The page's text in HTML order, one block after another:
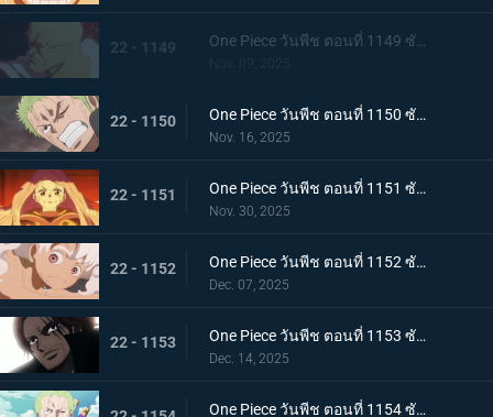
22 - 1149 One Piece วันพีช ตอนที่ 1149 ซับไทย ศตวรรษแห่งความว่างเปล่า - การเปิดเผยเกี่ยวกับโลกที่กำลังจมลง
Nov. 09, 2025
22 - 1150 One Piece วันพีช ตอนที่ 1150 ซับไทย เคลื่อนยาน! ยักษ์เหล็กเริ่มทำงานแล้ว
Nov. 16, 2025
22 - 1151 One Piece วันพีช ตอนที่ 1151 ซับไทย ความฝันของเธอและพ่อของเธอ! อนาคตที่อิสระของบอนนี่
Nov. 30, 2025
22 - 1152 One Piece วันพีช ตอนที่ 1152 ซับไทย มรดกจากคุณพ่อและคุณแม่ของเธอ! บอนนี่ส์ นิกา พันช์
Dec. 07, 2025
22 - 1153 One Piece วันพีช ตอนที่ 1153 ซับไทย การเปลี่ยนแปลงครั้งใหญ่แห่งยุคสมัย! สีแห่งราชาผู้ยิ่งใหญ่ที่นำทางลูฟี่
Dec. 14, 2025
One Piece วันพีช ตอนที่ 1154 ซับไทย ความจริงเบื้องหลังแผนการลับ - เวก้าพังค์ประกาศชัยชนะ